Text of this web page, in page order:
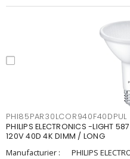
PHI85PAR30LCOR940F40DPUL
PHILIPS ELECTRONICS -LIGHT
120V 40D 4K DIMM / LONG
Manufacturier :
PHILIPS